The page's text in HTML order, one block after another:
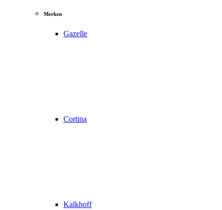
Merken
Gazelle
Cortina
Kalkhoff